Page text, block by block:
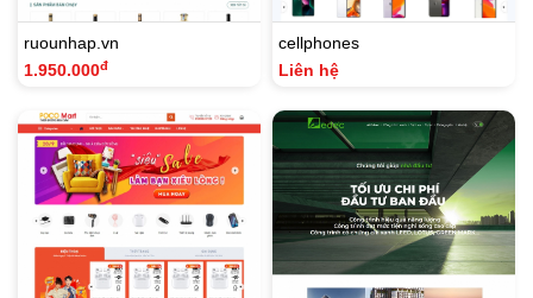
ruounhap.vn
1.950.000đ
cellphones
Liên hệ